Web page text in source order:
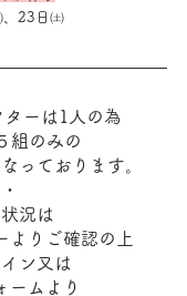
、23日㈯
ターは1人の為
組のみの
っております。
・
況は
よりご確認の上
ン又は
ームより